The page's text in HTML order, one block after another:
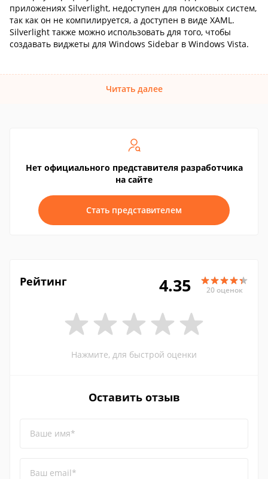
приложениях Silverlight, недоступен для поисковых систем,
так как он не компилируется, а доступен в виде XAML.
Silverlight также можно использовать для того, чтобы
создавать виджеты для Windows Sidebar в Windows Vista.
Читать далее
Нет официального представителя разработчика
на сайте
Стать представителем
Рейтинг 4.35 20 оценок
Нажмите, для быстрой оценки
Оставить отзыв
Ваше имя*
Ваш email*